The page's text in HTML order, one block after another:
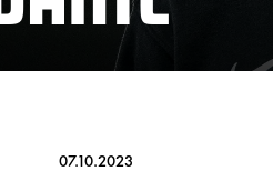
07.10.2023